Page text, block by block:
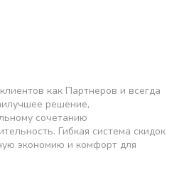
как Партнеров и всегда
решение,
сочетанию
Гибкая система скидок
экономию и комфорт для